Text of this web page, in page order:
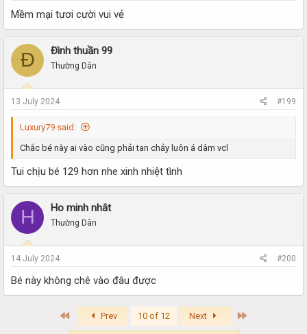
Mềm mại tươi cười vui vẻ
Đ Đình thuần 99
Thường Dân
13 July 2024 #199
Luxury79 said:
Chắc bé này ai vào cũng phải tan chảy luôn á dâm vcl
Tui chịu bé 129 hơn nhe xinh nhiệt tình
H Ho minh nhât
Thường Dân
14 July 2024 #200
Bé này không chê vào đâu được
First Prev 10 of 12 Next